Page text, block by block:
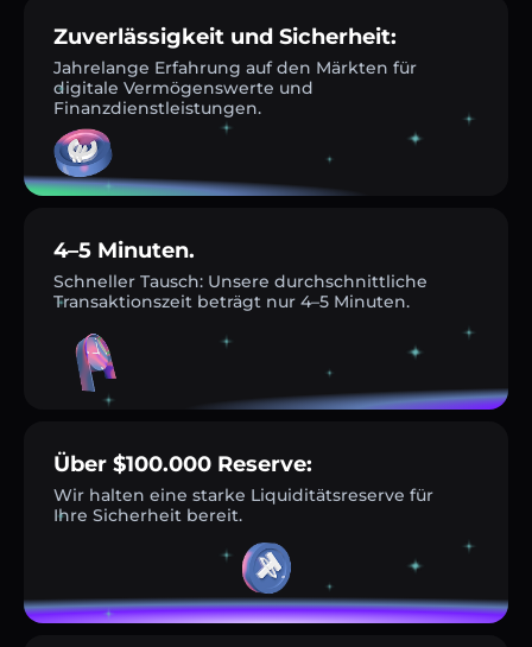
Zuverlässigkeit und Sicherheit:
Jahrelange Erfahrung auf den Märkten für
digitale Vermögenswerte und
Finanzdienstleistungen.
4–5 Minuten.
Schneller Tausch: Unsere durchschnittliche
Transaktionszeit beträgt nur 4–5 Minuten.
Über $100.000 Reserve:
Wir halten eine starke Liquiditätsreserve für
Ihre Sicherheit bereit.